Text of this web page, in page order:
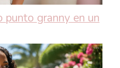
granny en un